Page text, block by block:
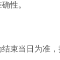
性。
束当日为准